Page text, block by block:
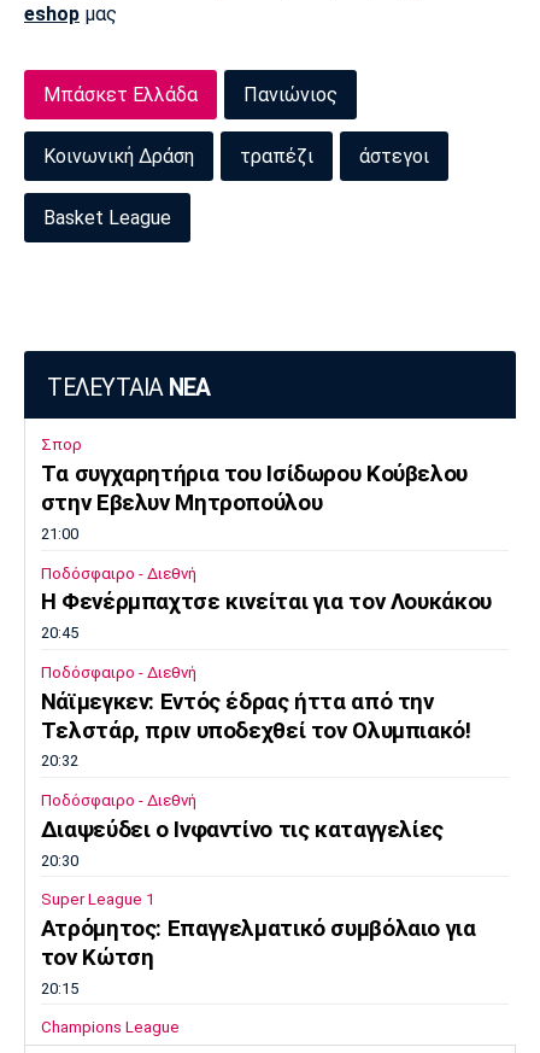
eshop μας
Μπάσκετ Ελλάδα Πανιώνιος
Κοινωνική Δράση τραπέζι άστεγοι
Basket League
ΤΕΛΕΥΤΑΙΑ ΝΕΑ
Σπορ
Tα συγχαρητήρια του Ισίδωρου Κούβελου
στην Εβελυν Μητροπούλου
21:00
Ποδόσφαιρο - Διεθνή
Η Φενέρμπαχτσε κινείται για τον Λουκάκου
20:45
Ποδόσφαιρο - Διεθνή
Νάϊμεγκεν: Εντός έδρας ήττα από την
Tελστάρ, πριν υποδεχθεί τον Ολυμπιακό!
20:32
Ποδόσφαιρο - Διεθνή
Διαψεύδει ο Ινφαντίνο τις καταγγελίες
20:30
Super League 1
Ατρόμητος: Επαγγελματικό συμβόλαιο για
τον Κώτση
20:15
Champions League